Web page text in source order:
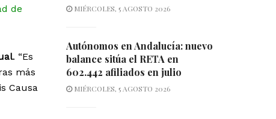
de
. “Es
más
Causa
MIÉRCOLES, 5 AGOSTO 2026
Autónomos en Andalucía: nuevo
balance sitúa el RETA en
602.442 afiliados en julio
MIÉRCOLES, 5 AGOSTO 2026